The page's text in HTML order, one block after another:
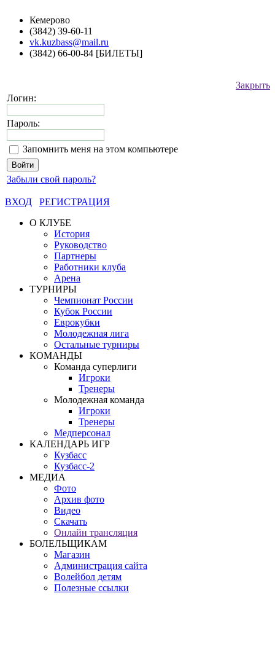
Кемерово
(3842) 39-60-11
vk.kuzbass@mail.ru
(3842) 66-00-84 [БИЛЕТЫ]
Закрыть
Логин:
Пароль:
Запомнить меня на этом компьютере
Забыли свой пароль?
ВХОД
РЕГИСТРАЦИЯ
О КЛУБЕ
История
Руководство
Партнеры
Работники клуба
Арена
ТУРНИРЫ
Чемпионат России
Кубок России
Еврокубки
Молодежная лига
Остальные турниры
КОМАНДЫ
Команда суперлиги
Игроки
Тренеры
Молодежная команда
Игроки
Тренеры
Медперсонал
КАЛЕНДАРЬ ИГР
Кузбасс
Кузбасс-2
МЕДИА
Фото
Архив фото
Видео
Скачать
Онлайн трансляция
БОЛЕЛЬЩИКАМ
Магазин
Администрация сайта
Волейбол детям
Полезные ссылки